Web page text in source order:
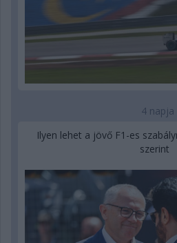
4 napja
Ilyen lehet a jövő F1-es
szerint